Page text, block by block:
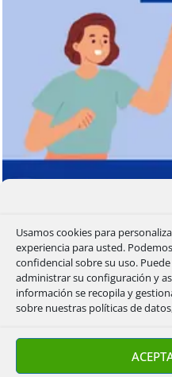
Usamos cookies para
experiencia para usted.
confidencial sobre su uso.
administrar su configuración y
información se recopila y
sobre nuestras políticas de
12 razones para
correduría
Correduría de Seguros